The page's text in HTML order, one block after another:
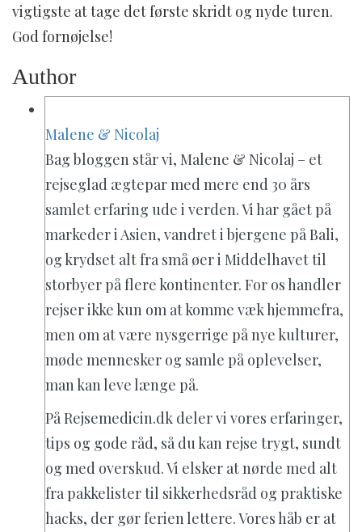
vigtigste at tage det første skridt og nyde turen.
God fornøjelse!
Author
Malene & Nicolaj
Bag bloggen står vi, Malene & Nicolaj – et
rejseglad ægtepar med mere end 30 års
samlet erfaring ude i verden. Vi har gået på
markeder i Asien, vandret i bjergene på Bali,
og krydset alt fra små øer i Middelhavet til
storbyer på flere kontinenter. For os handler
rejser ikke kun om at komme væk hjemmefra,
men om at være nysgerrige på nye kulturer,
møde mennesker og samle på oplevelser,
man kan leve længe på.
På Rejsemedicin.dk deler vi vores erfaringer,
tips og gode råd, så du kan rejse trygt, sundt
og med overskud. Vi elsker at nørde med alt
fra pakkelister til sikkerhedsråd og praktiske
hacks, der gør ferien lettere. Vores håb er at